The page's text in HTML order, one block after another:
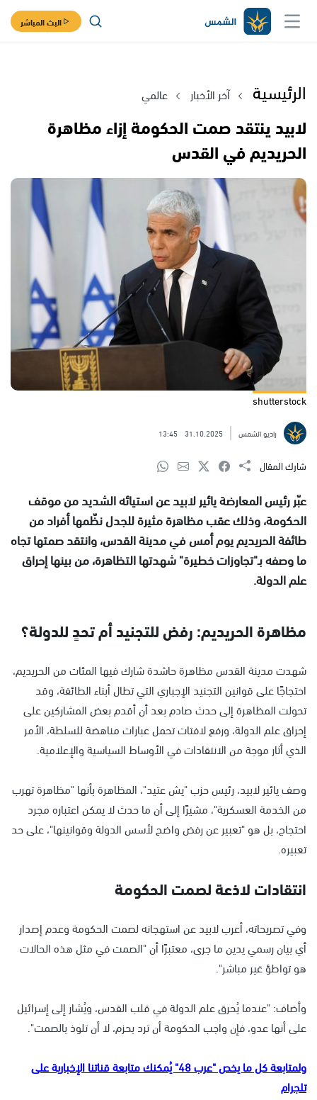
البث المباشر
الرئيسية آخر الأخبار عالمي
لابيد ينتقد صمت الحكومة إزاء مظاهرة
الحريديم في القدس
shutterstock
راديو الشمس 31.10.2025
13:45
شارك المقال
عبّر رئيس المعارضة يائير لابيد عن استيائه الشديد من موقف
الحكومة، وذلك عقب مظاهرة مثيرة للجدل نظّمها أفراد من
طائفة الحريديم يوم أمس في مدينة القدس، وانتقد صمتها تجاه
ما وصفه بـ"تجاوزات خطيرة" شهدتها التظاهرة، من بينها إحراق
علم الدولة.
مظاهرة الحريديم: رفض للتجنيد أم تحدٍ للدولة؟
شهدت مدينة القدس مظاهرة حاشدة شارك فيها المئات من الحريديم،
احتجاجًا على قوانين التجنيد الإجباري التي تطال أبناء الطائفة، وقد
تحولت المظاهرة إلى حدث صادم بعد أن أقدم بعض المشاركين على
إحراق علم الدولة، ورفع لافتات تحمل عبارات مناهضة للسلطة، الأمر
الذي أثار موجة من الانتقادات في الأوساط السياسية والإعلامية.
وصف يائير لابيد، رئيس حزب "يش عتيد"، المظاهرة بأنها "مظاهرة تهرب
من الخدمة العسكرية"، مشيرًا إلى أن ما حدث لا يمكن اعتباره مجرد
احتجاج، بل هو "تعبير عن رفض واضح لأسس الدولة وقوانينها"، على حد
تعبيره.
انتقادات لاذعة لصمت الحكومة
وفي تصريحاته، أعرب لابيد عن استهجانه لصمت الحكومة وعدم إصدار
أي بيان رسمي يدين ما جرى، معتبرًا أن "الصمت في مثل هذه الحالات
هو تواطؤ غير مباشر".
وأضاف: "عندما يُحرق علم الدولة في قلب القدس، ويُشار إلى إسرائيل
على أنها عدو، فإن واجب الحكومة أن ترد بحزم، لا أن تلوذ بالصمت".
ولمتابعة كل ما يخص "عرب 48" يُمكنك متابعة قناتنا الإخبارية على
تلجرام